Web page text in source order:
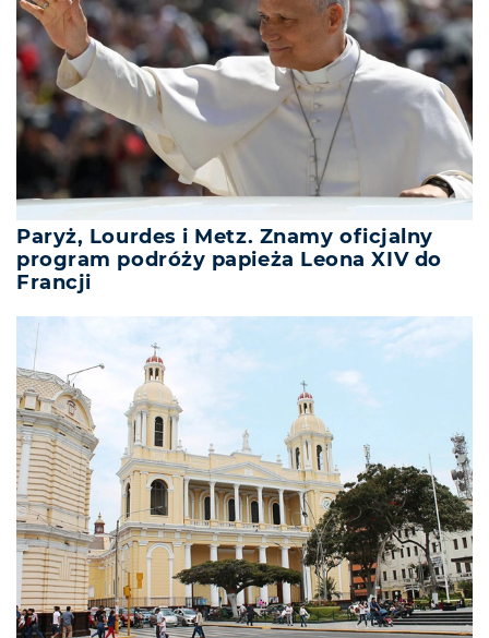
Paryż, Lourdes i Metz. Znamy oficjalny
program podróży papieża Leona XIV do
Francji